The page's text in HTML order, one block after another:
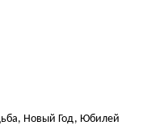
Новый Год, Юбилей